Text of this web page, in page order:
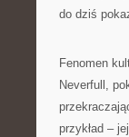
do dziś
Fenomen
Neverfull,
przykład –